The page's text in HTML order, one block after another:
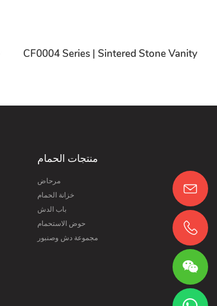
CF0004 Series | Sintered Stone Vanity
منتجات الحمام
مرحاض
خزانة الحمام
باب الدش
حوض الاستحمام
مجموعة دش وصنبور